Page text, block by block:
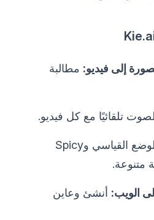
إلى فيديو: مطالبة
تلقائيًا مع كل فيديو.
اختر بين الوضع القياسي وSpicy
متنوعة.
الويب: أنشئ وعاين